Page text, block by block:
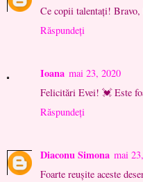
Ce copii talentați! Bravo,
Răspundeți
Ioana mai 23, 2020
Felicitări Evei! 💓 Este
Răspundeți
Diaconu Simona mai
Foarte reușite aceste